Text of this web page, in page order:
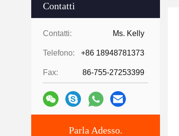
Contatti
Contatti: Ms. Kelly
Telefono: +86 18948781373
Fax: 86-755-27253399
Parla Adesso.